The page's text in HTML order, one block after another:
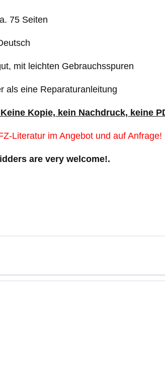
75 Seiten
mit leichten Gebrauchsspuren
als eine Reparaturanleitung
Kopie, kein Nachdruck, keine
Literatur im Angebot und auf Anfrage!
are very welcome!.